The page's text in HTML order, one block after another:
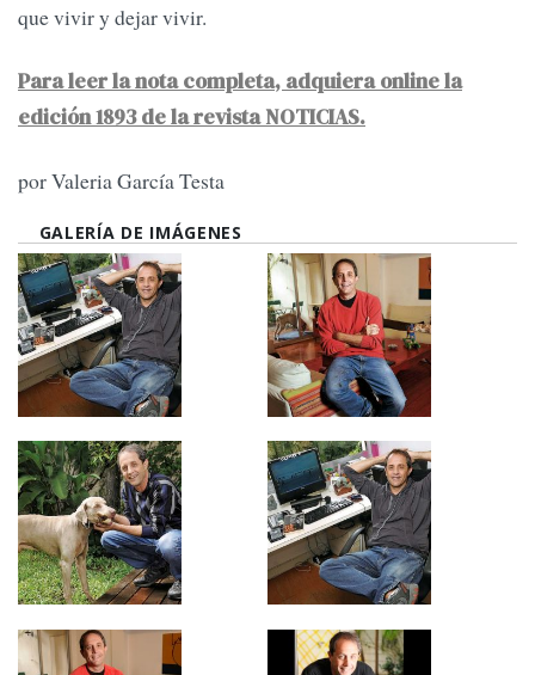
que vivir y dejar vivir.
Para leer la nota completa, adquiera online la
edición 1893 de la revista NOTICIAS.
por Valeria García Testa
GALERÍA DE IMÁGENES